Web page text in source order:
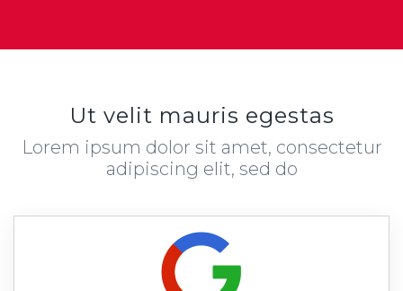
Ut velit mauris egestas
Lorem ipsum dolor sit amet, consectetur
adipiscing elit, sed do